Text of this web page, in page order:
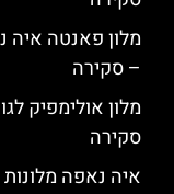
– סקירה
סקירה
איה נאפה